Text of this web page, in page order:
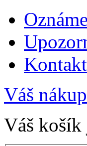
Kontakt
Váš
Váš košík